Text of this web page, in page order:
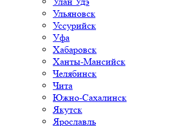
Ульяновск
Уссурийск
Уфа
Хабаровск
Ханты-Мансийск
Челябинск
Чита
Южно-Cахалинск
Якутск
Ярославль